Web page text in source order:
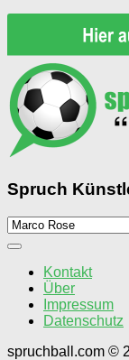
Spruch
Spruch
Kontakt
Über
Impressum
Datenschutz
spruchball.com ©